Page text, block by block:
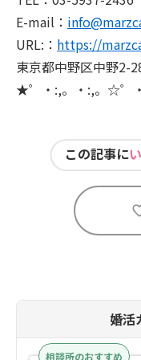
E-mail：
URL:： https://
東京都中野区中野2-
★゜・:,。・:,。☆゜
この記事に
婚活
相談所のおすすめ